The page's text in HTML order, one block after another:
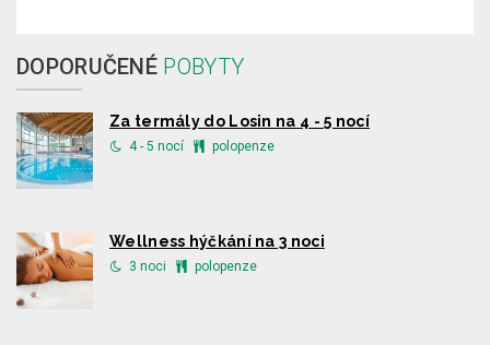
DOPORUČENÉ POBYTY
Za termály do Losin na 4 - 5 nocí
4 - 5 nocí polopenze
Wellness hýčkání na 3 noci
3 noci polopenze